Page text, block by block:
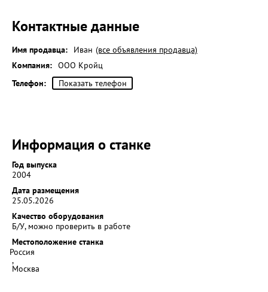
Контактные данные
Имя продавца: Иван (все объявления продавца)
Компания: ООО Кройц
Телефон:
Показать телефон
Информация о станке
Год выпуска
2004
Дата размещения
25.05.2026
Качество оборудования
Б/У, можно проверить в работе
Местоположение станка
Россия
,
Москва